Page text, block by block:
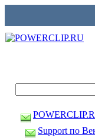
Support по